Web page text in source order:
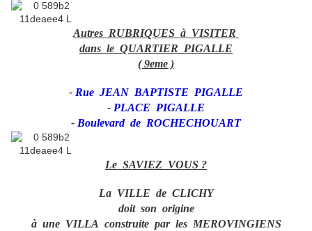
Autres RUBRIQUES à VISITER
dans le QUARTIER PIGALLE
( 9eme )
- Rue JEAN BAPTISTE PIGALLE
- PLACE PIGALLE
- Boulevard de ROCHECHOUART
Le SAVIEZ VOUS ?
La VILLE de CLICHY
doit son origine
à une VILLA construite par les MEROVINGIENS